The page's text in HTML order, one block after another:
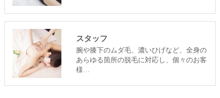
スタッフ
腕や膝下のムダ毛、濃いひげなど、全身の
あらゆる箇所の脱毛に対応し、個々のお客
様…